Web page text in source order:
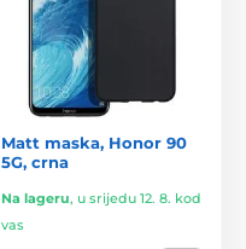
Matt maska, Honor 90
5G, crna
Na lageru, u srijedu 12. 8. kod
vas